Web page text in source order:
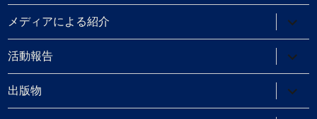
開
ー
を
展
開
メ
ニ
ュ
ー
を
展
開
メディアによる紹介
ブ
メ
ニ
ュ
ー
を
展
開
活動報告
ブ
メ
ニ
ュ
ー
出版物
ブ
メ